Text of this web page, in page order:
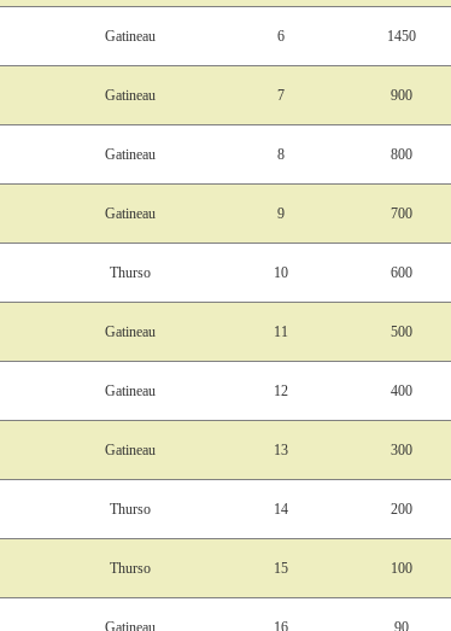
Gatineau 6 1450
Gatineau 7 900
Gatineau 8 800
Gatineau 9 700
Thurso 10 600
Gatineau 11 500
Gatineau 12 400
Gatineau 13 300
Thurso 14 200
Thurso 15 100